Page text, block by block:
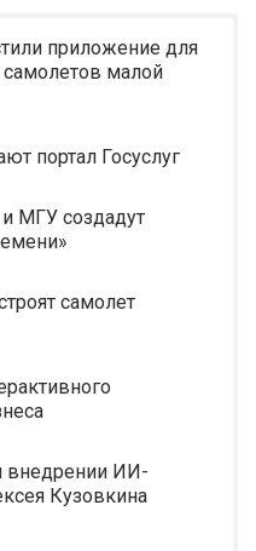
приложение для
самолетов малой
портал Госуслуг
МГУ создадут
самолет
внедрении ИИ-
Кузовкина